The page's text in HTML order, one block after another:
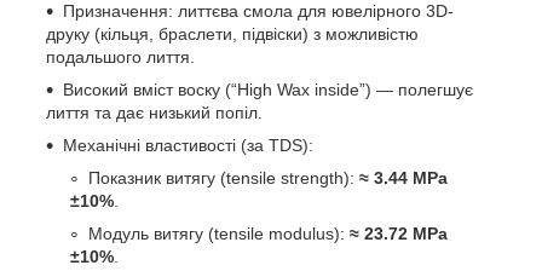
Призначення: литтєва смола для ювелірного 3D-
друку (кільця, браслети, підвіски) з можливістю
подальшого лиття.
Високий вміст воску (“High Wax inside”) — полегшує
лиття та дає низький попіл.
Механічні властивості (за TDS):
Показник витягу (tensile strength): ≈ 3.44 MPa
±10%.
Модуль витягу (tensile modulus): ≈ 23.72 MPa
±10%.